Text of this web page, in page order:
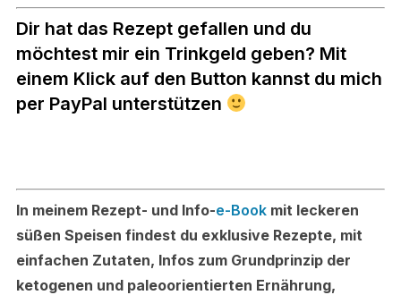
Dir hat das Rezept gefallen und du
möchtest mir ein Trinkgeld geben? Mit
einem Klick auf den Button kannst du mich
per PayPal unterstützen
In meinem Rezept- und Info-e-Bookmit leckeren
süßen Speisen findest du exklusive Rezepte, mit
einfachen Zutaten, Infos zum Grundprinzip der
ketogenen und paleoorientierten Ernährung,